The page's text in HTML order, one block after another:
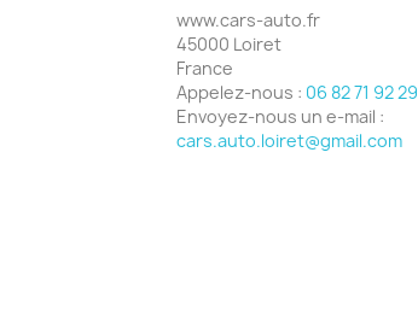
www.cars-auto.fr
45000 Loiret
France
Appelez-nous : 06 82 71 92 29
Envoyez-nous un e-mail :
cars.auto.loiret@gmail.com